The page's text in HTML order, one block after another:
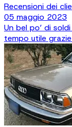
Recensioni dei
05 maggio 2023
Un bel po’ di
tempo utile grazie